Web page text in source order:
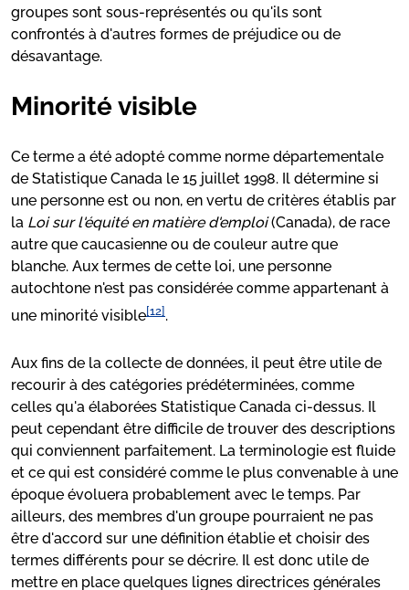
groupes sont sous-représentés ou qu'ils sont
confrontés à d'autres formes de préjudice ou de
désavantage.
Minorité visible
Ce terme a été adopté comme norme départementale
de Statistique Canada le 15 juillet 1998. Il détermine si
une personne est ou non, en vertu de critères établis par
la Loi sur l'équité en matière d'emploi(Canada), de race
autre que caucasienne ou de couleur autre que
blanche. Aux termes de cette loi, une personne
autochtone n'est pas considérée comme appartenant à
une minorité visible[12].
Aux fins de la collecte de données, il peut être utile de
recourir à des catégories prédéterminées, comme
celles qu'a élaborées Statistique Canada ci-dessus. Il
peut cependant être difficile de trouver des descriptions
qui conviennent parfaitement. La terminologie est fluide
et ce qui est considéré comme le plus convenable à une
époque évoluera probablement avec le temps. Par
ailleurs, des membres d'un groupe pourraient ne pas
être d'accord sur une définition établie et choisir des
termes différents pour se décrire. Il est donc utile de
mettre en place quelques lignes directrices générales